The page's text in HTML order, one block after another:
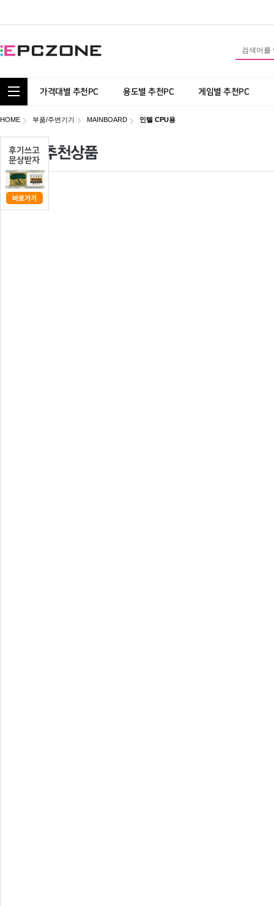
통합 카테고리 보기
가격대별 추천PC 용도별 추천PC 게임별 추천PC
HOME 부품/주변기기 MAINBOARD 인텔 CPU용